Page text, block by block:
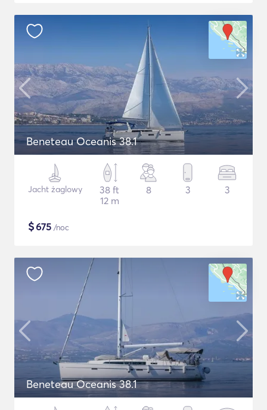
Beneteau Oceanis 38.1
Jacht żaglowy
38 ft
12 m
8 3 3
$675 /noc
Beneteau Oceanis 38.1